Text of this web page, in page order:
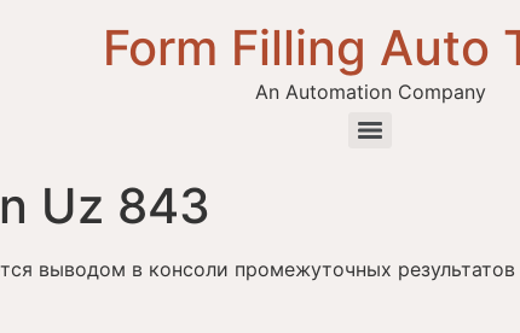
Form Filling Auto
An Automation Company
Uz 843
выводом в консоли промежуточных